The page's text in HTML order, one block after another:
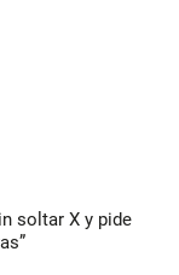
soltar X y pide